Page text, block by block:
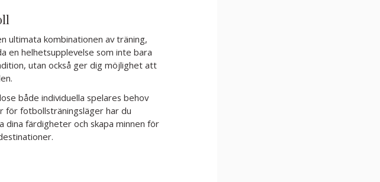
ultimata kombinationen av träning,
en helhetsupplevelse som inte bara
utan också ger dig möjlighet att
både individuella spelares behov
för fotbollsträningsläger har du
dina färdigheter och skapa minnen för